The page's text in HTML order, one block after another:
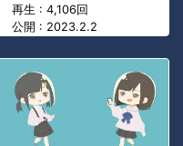
再生 : 4,106回
公開 : 2023.2.2